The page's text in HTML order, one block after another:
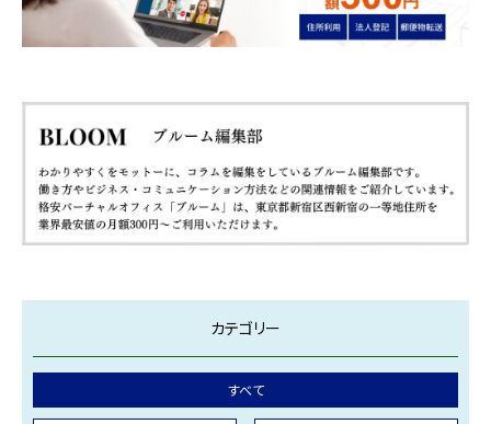
カテゴリー
すべて